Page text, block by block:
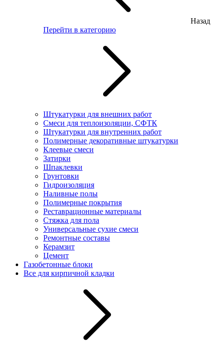
Назад
Перейти в категорию
Штукатурки для внешних работ
Смеси для теплоизоляции, СФТК
Штукатурки для внутренних работ
Полимерные декоративные штукатурки
Клеевые смеси
Затирки
Шпаклевки
Грунтовки
Гидроизоляция
Наливные полы
Полимерные покрытия
Реставрационные материалы
Стяжка для пола
Универсальные сухие смеси
Ремонтные составы
Керамзит
Цемент
Газобетонные блоки
Все для кирпичной кладки